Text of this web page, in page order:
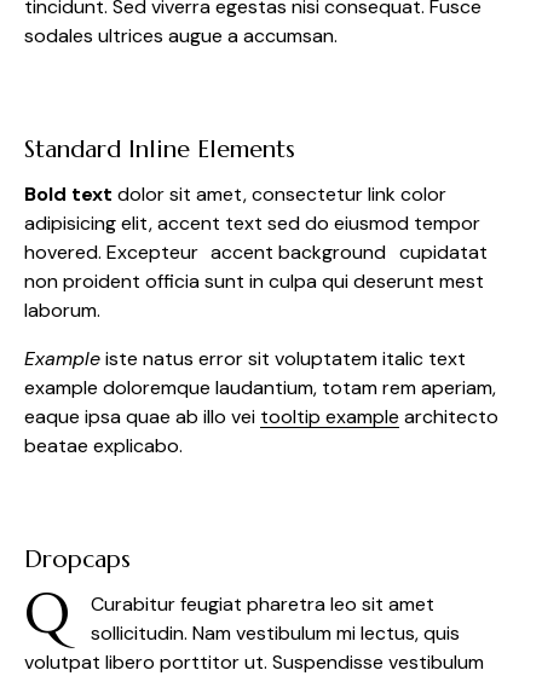
tincidunt. Sed viverra egestas nisi consequat. Fusce
sodales ultrices augue a accumsan.
Standard Inline Elements
Bold text dolor sit amet, consecteturlink color
adipisicing elit, accent text sed do eiusmod tempor
hovered. Excepteur accent background cupidatat
non proident officia sunt in culpa qui deserunt mest
laborum.
Exampleiste natus error sit voluptatem italic text
example doloremque laudantium, totam rem aperiam,
eaque ipsa quae ab illo vei tooltip example architecto
beatae explicabo.
Dropcaps
Q
Curabitur feugiat pharetra leo sit amet
sollicitudin. Nam vestibulum mi lectus, quis
volutpat libero porttitor ut. Suspendisse vestibulum